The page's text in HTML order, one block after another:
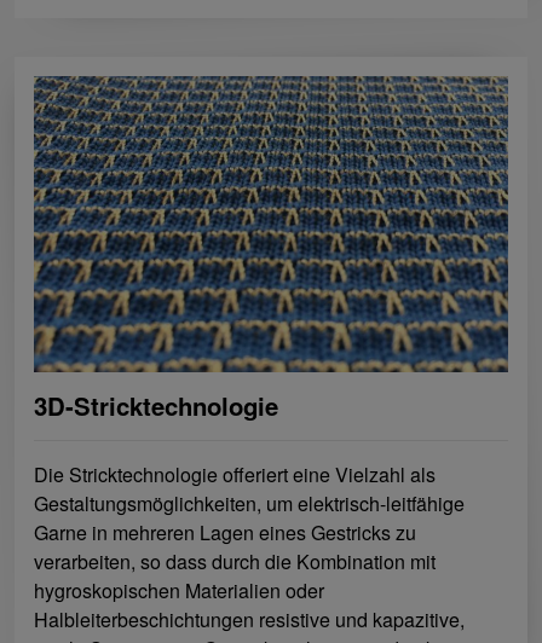
3D-Stricktechnologie
Die Stricktechnologie offeriert eine Vielzahl als
Gestaltungsmöglichkeiten, um elektrisch-leitfähige
Garne in mehreren Lagen eines Gestricks zu
verarbeiten, so dass durch die Kombination mit
hygroskopischen Materialien oder
Halbleiterbeschichtungen resistive und kapazitive,